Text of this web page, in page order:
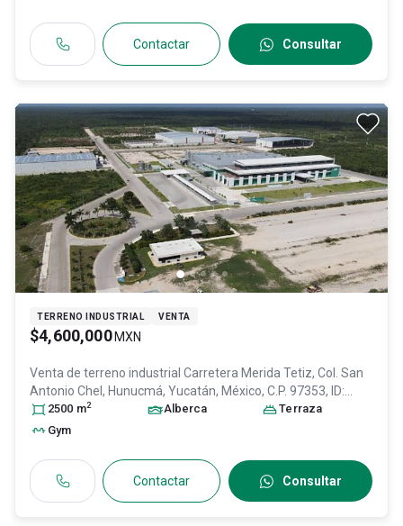
Contactar Consultar
TERRENO INDUSTRIAL VENTA
$4,600,000 MXN
Venta de terreno industrial Carretera Merida Tetiz, Col. San
Antonio Chel, Hunucmá, Yucatán, México, C.P. 97353, ID:
31120774
2500 m2 Alberca
Terraza
Gym
Contactar Consultar